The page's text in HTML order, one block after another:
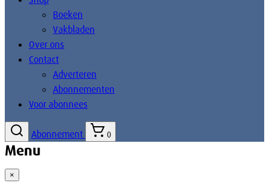
Boeken
Vakbladen
Over ons
Contact
Adverteren
Abonnementen
Voor abonnees
Abonnement 0
Menu
×